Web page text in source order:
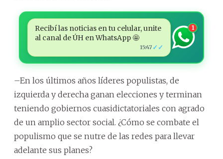
Recibí las noticias en tu celular, unite
al canal de ÚH en WhatsApp 🤩
15:47 ✓✓
1
–En los últimos años líderes populistas, de
izquierda y derecha ganan elecciones y terminan
teniendo gobiernos cuasidictatoriales con agrado
de un amplio sector social. ¿Cómo se combate el
populismo que se nutre de las redes para llevar
adelante sus planes?